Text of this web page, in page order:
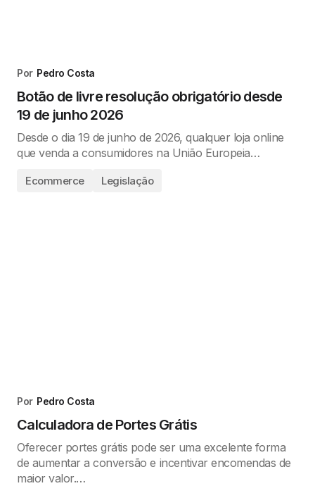
Por Pedro Costa
Botão de livre resolução obrigatório desde
19 de junho 2026
Desde o dia 19 de junho de 2026, qualquer loja online
que venda a consumidores na União Europeia…
Ecommerce Legislação
Por Pedro Costa
Calculadora de Portes Grátis
Oferecer portes grátis pode ser uma excelente forma
de aumentar a conversão e incentivar encomendas de
maior valor.…